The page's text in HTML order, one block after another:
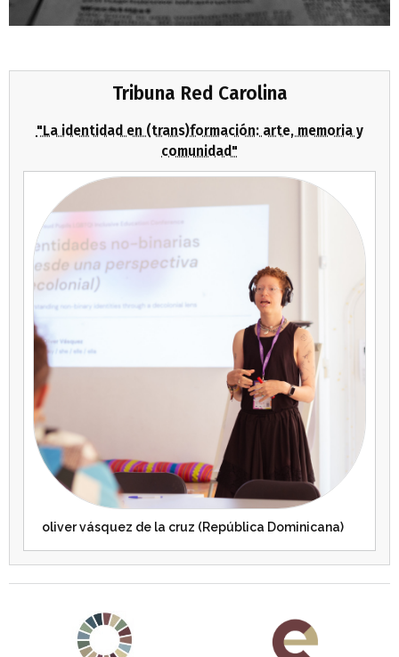
Tribuna Red Carolina
"La identidad en (trans)formación: arte, memoria y
comunidad"
oliver vásquez de la cruz (República Dominicana)